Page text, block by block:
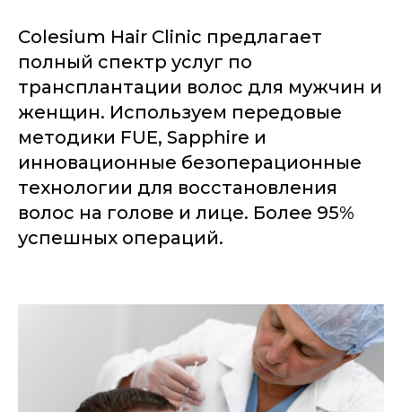
Colesium Hair Clinic предлагает
полный спектр услуг по
трансплантации волос для мужчин и
женщин. Используем передовые
методики FUE, Sapphire и
инновационные безоперационные
технологии для восстановления
волос на голове и лице. Более 95%
успешных операций.